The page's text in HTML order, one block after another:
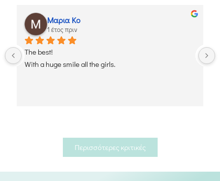
Μαρια Κο
1 έτος πριν
The best!
With a huge smile all the girls.
Περισσότερες κριτικές